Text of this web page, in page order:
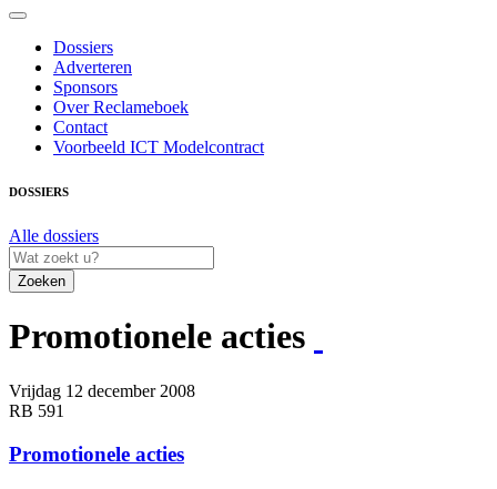
Dossiers
Adverteren
Sponsors
Over Reclameboek
Contact
Voorbeeld ICT Modelcontract
DOSSIERS
Alle dossiers
Zoeken
Promotionele acties
Vrijdag 12 december 2008
RB 591
Promotionele acties